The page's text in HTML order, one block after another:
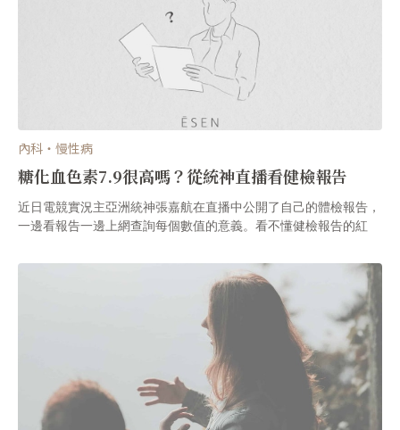
人的心理健康近年來也愈來愈受到重視，國健署健康加值方案補助
項目已經在基本資料問卷中，列入「憂鬱檢測」項目。
內科・慢性病
糖化血色素7.9很高嗎？從統神直播看健檢報告
近日電競實況主亞洲統神張嘉航在直播中公開了自己的體檢報告，
一邊看報告一邊上網查詢每個數值的意義。看不懂健檢報告的紅
統神的報告為例，告訴朋友們該怎麼看懂健檢報告。